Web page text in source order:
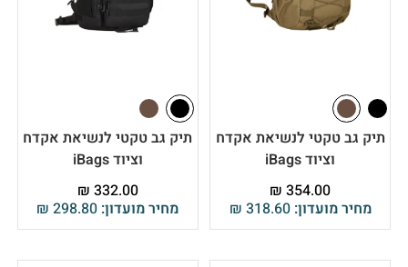
תיק גב טקטי לנשיאת אקדח
וציוד iBags
מחיר מועדון: ₪ 318.60
₪ 354.00
תיק גב טקטי לנשיאת אקדח
וציוד iBags
מחיר מועדון: ₪ 298.80
₪ 332.00